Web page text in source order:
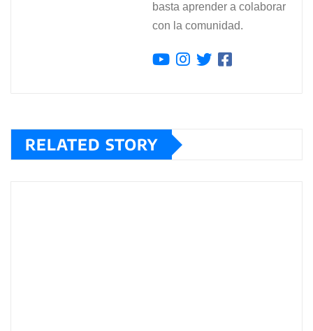
basta aprender a colaborar
con la comunidad.
RELATED STORY